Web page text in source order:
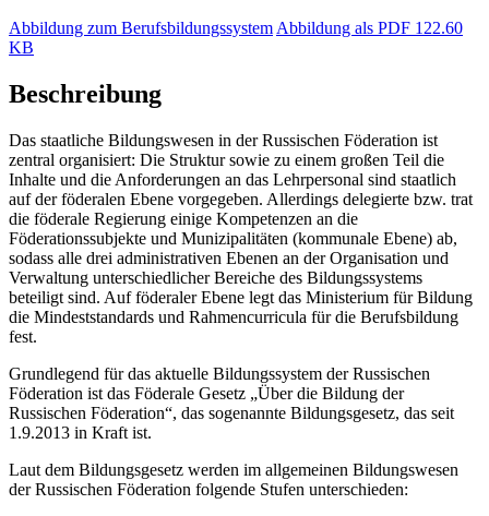
Abbildung zum Berufsbildungssystem Abbildung als PDF 122.60
KB
Beschreibung
Das staatliche Bildungswesen in der Russischen Föderation ist
zentral organisiert: Die Struktur sowie zu einem großen Teil die
Inhalte und die Anforderungen an das Lehrpersonal sind staatlich
auf der föderalen Ebene vorgegeben. Allerdings delegierte bzw. trat
die föderale Regierung einige Kompetenzen an die
Föderationssubjekte und Munizipalitäten (kommunale Ebene) ab,
sodass alle drei administrativen Ebenen an der Organisation und
Verwaltung unterschiedlicher Bereiche des Bildungssystems
beteiligt sind. Auf föderaler Ebene legt das Ministerium für Bildung
die Mindeststandards und Rahmencurricula für die Berufsbildung
fest.
Grundlegend für das aktuelle Bildungssystem der Russischen
Föderation ist das Föderale Gesetz „Über die Bildung der
Russischen Föderation“, das sogenannte Bildungsgesetz, das seit
1.9.2013 in Kraft ist.
Laut dem Bildungsgesetz werden im allgemeinen Bildungswesen
der Russischen Föderation folgende Stufen unterschieden: